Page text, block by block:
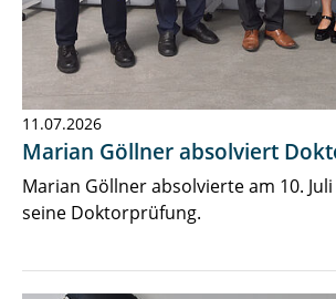
11.07.2026
Marian Göllner absolviert
Marian Göllner absolvierte am 10.
seine Doktorprüfung.